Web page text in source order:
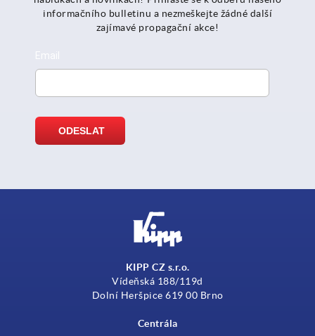
informačního bulletinu a nezmeškejte žádné další
zajímavé propagační akce!
KIPP CZ s.r.o.
Vídeňská 188/119d
Dolní Heršpice 619 00 Brno
Centrála